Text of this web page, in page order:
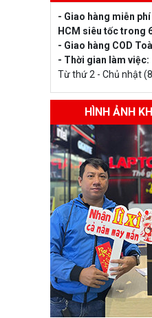
- Giao hàng miễn
HCM siêu tốc trong
- Giao hàng COD
- Thời gian làm việc:
Từ thứ 2 - Chủ nhật
HÌNH ẢNH